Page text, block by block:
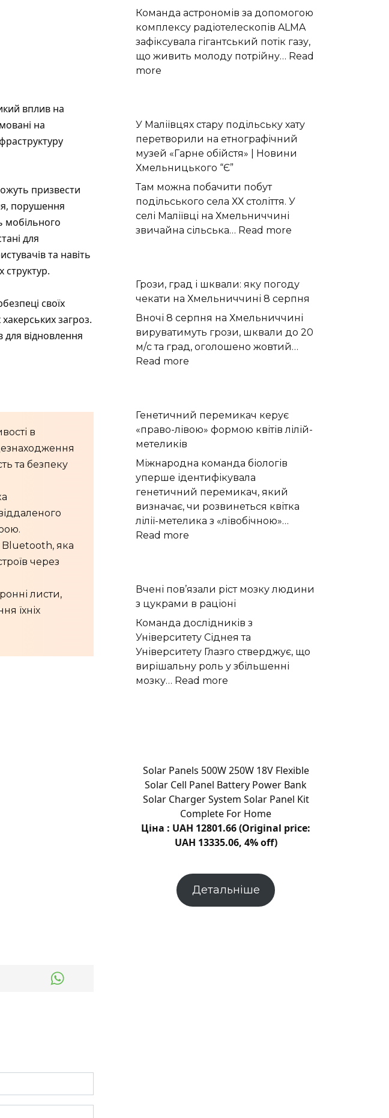
вплив на
на
призвести
порушення
мобільного
для
та навіть
своїх
загроз.
для відновлення
в
та безпеку
Bluetooth, яка
через
листи,
їхніх
Команда астрономів за допомогою
комплексу радіотелескопів ALMA
зафіксувала гігантський потік газу,
що живить молоду потрійну… Read
more
газовий
потік
до
GW
Оріона
У Маліївцях стару подільську хату
перетворили на етнографічний
музей «Гарне обійстя» | Новини
Хмельницького “Є”
Там можна побачити побут
подільського села ХХ століття. У
селі Маліївці на Хмельниччині
звичайна сільська… Read more
подільську
хату
перетворили
на
Хмельницького
Грози, град і шквали: яку погоду
чекати на Хмельниччині 8 серпня
Вночі 8 серпня на Хмельниччині
вируватимуть грози, шквали до 20
м/с та град, оголошено жовтий…
Read more
шквали:
яку
чекати
на
Хмельниччині
8
серпня
Генетичний перемикач керує
«право-лівою» формою квітів лілій-
метеликів
Міжнародна команда біологів
уперше ідентифікувала
генетичний перемикач, який
визначає, чи розвинеться квітка
лілії-метелика з «лівобічною»…
Read more
«право-
лівою»
формою
квітів
лілій-
метеликів
Вчені пов’язали ріст мозку людини
з цукрами в раціоні
Команда дослідників з
Університету Сіднея та
Університету Глазго стверджує, що
вирішальну роль у збільшенні
мозку… Read more
з
цукрами
в
раціоні
Solar Panels 500W 250W 18V Flexible
Solar Cell Panel Battery Power Bank
Solar Charger System Solar Panel Kit
Complete For Home
Ціна : UAH 12801.66 (Original price:
UAH 13335.06, 4% off)
Детальніше